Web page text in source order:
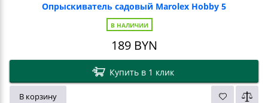
Опрыскиватель садовый Marolex Hobby 5
В НАЛИЧИИ
189BYN
Купить в 1 клик
В корзину